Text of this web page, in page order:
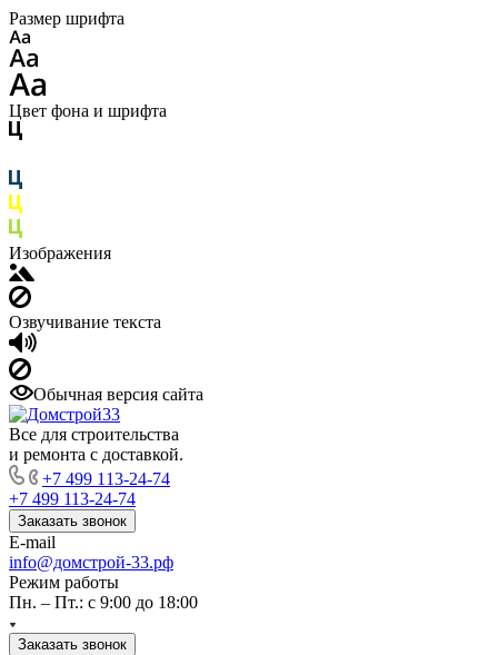
Размер шрифта
Цвет фона и шрифта
Изображения
Озвучивание текста
Обычная версия сайта
Все для строительства
и ремонта с доставкой.
+7 499 113-24-74
+7 499 113-24-74
Заказать звонок
E-mail
info@домстрой-33.рф
Режим работы
Пн. – Пт.: с 9:00 до 18:00
Заказать звонок